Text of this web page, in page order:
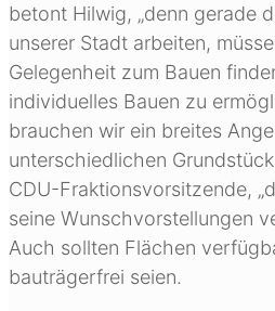
betont Hilwig, „denn gerade
unserer Stadt arbeiten,
Gelegenheit zum Bauen
individuelles Bauen zu
brauchen wir ein breites
unterschiedlichen
CDU-Fraktionsvorsitzende,
seine Wunschvorstellungen
Auch sollten Flächen
bauträgerfrei seien.